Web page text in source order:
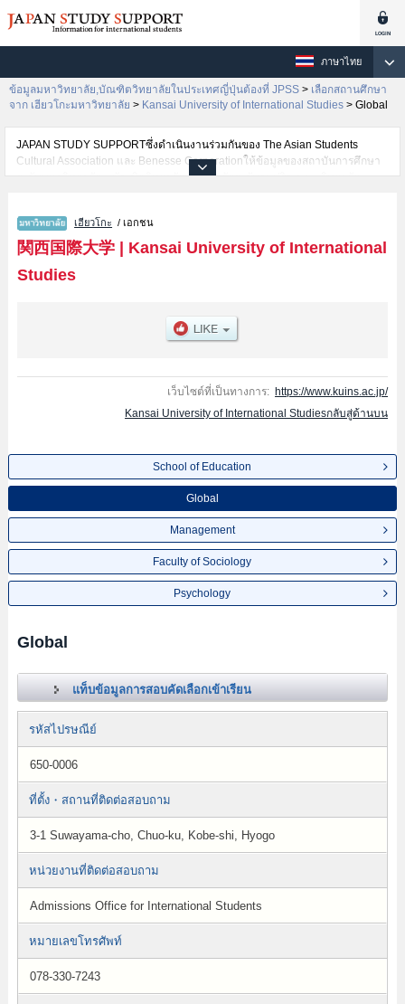
ภาษาไทย
ข้อมูลมหาวิทยาลัย,บัณฑิตวิทยาลัยในประเทศญี่ปุ่นต้องที่ JPSS > เลือกสถานศึกษา
จาก เฮียวโกะมหาวิทยาลัย > Kansai University of International Studies > Global
JAPAN STUDY SUPPORTซึ่งดำเนินงานร่วมกันของ The Asian Students
Cultural Association และ Benesse Corporationให้ข้อมูลของสถาบันการศึกษา
ระดับมหาวิทยาลัย・บัณฑิตวิทยาลัย・วิทยาลัยระดับอนุปริญญา・วิทยาลัย
จำเป็นสำหรับนักศึกษาต่างชาติเช่นข้อมูลของแต่ละคณะ,ข้อมูลการสอบคัดเลือก
เข้าศึกษาเช่นจำนวนคนที่รับสมัครหรือจำนวนคนที่ผ่านการสอบคัดเลือก
เป็นต้น,แนะนำสถานที่,การเดินทางเป็นต้นไว้ด้วยดังนั้นขอเชิญใช้บริการค้นหา
ข้อมูลตามอัธยาศัย
เฮียวโกะ / เอกชน
関西国際大学| Kansai University of International
Studies
เว็บไซต์ที่เป็นทางการ: https://www.kuins.ac.jp/
Kansai University of International Studiesกลับสู่ด้านบน
School of Education
Global
Management
Faculty of Sociology
Psychology
Global
แท็บข้อมูลการสอบคัดเลือกเข้าเรียน
รหัสไปรษณีย์
650-0006
ที่ตั้ง・สถานที่ติดต่อสอบถาม
3-1 Suwayama-cho, Chuo-ku, Kobe-shi, Hyogo
หน่วยงานที่ติดต่อสอบถาม
Admissions Office for International Students
หมายเลขโทรศัพท์
078-330-7243